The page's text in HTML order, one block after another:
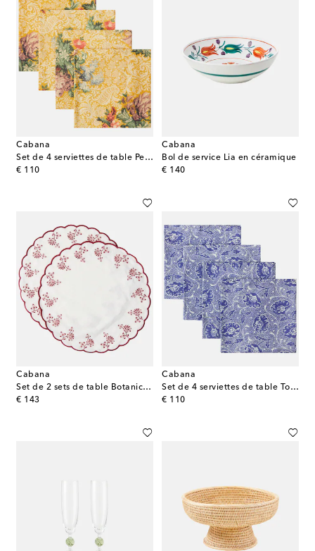
Cabana
Set de 4 serviettes de table Peonia en lin
€ 110
original price
Cabana
Bol de service Lia en céramique
€ 140
original price
Cabana
Set de 2 sets de table Botanica brodés en lin
€ 143
original price
Cabana
Set de 4 serviettes de table Toscana en lin
€ 110
original price